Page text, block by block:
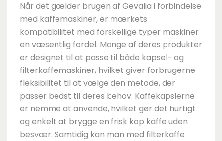
Når det gælder brugen af Gevalia i forbindelse
med kaffemaskiner, er mærkets
kompatibilitet med forskellige typer maskiner
en væsentlig fordel. Mange af deres produkter
er designet til at passe til både kapsel- og
filterkaffemaskiner, hvilket giver forbrugerne
fleksibilitet til at vælge den metode, der
passer bedst til deres behov. Kaffekapslerne
er nemme at anvende, hvilket gør det hurtigt
og enkelt at brygge en frisk kop kaffe uden
besvær. Samtidig kan man med filterkaffe